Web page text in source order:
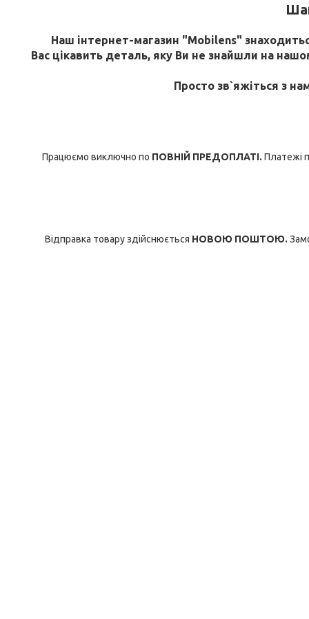
Наш інтернет-магазин "Mobilens"
Вас цікавить деталь, яку Ви не знайшли на
Просто зв`яжіться з
Працюємо виключно по ПОВНІЙ ПРЕДОПЛАТІ. Платежі
Відправка товару здійснюється НОВОЮ ПОШТОЮ.